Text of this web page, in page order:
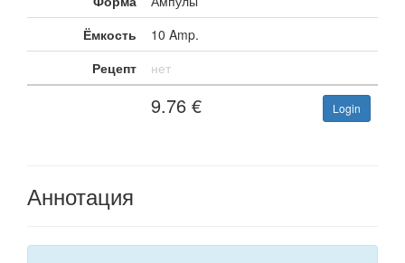
Ёмкость
10 Amp.
Рецепт
нет
9.76 € Login
Аннотация